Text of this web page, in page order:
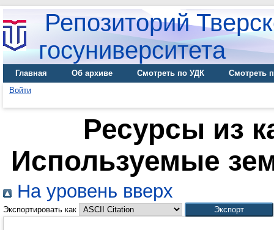
Репозиторий
госуниверситета
Главная Об архиве Смотреть по УДК
Смотреть
Войти
Ресурсы из
Используемые
На уровень вверх
Экспортировать как